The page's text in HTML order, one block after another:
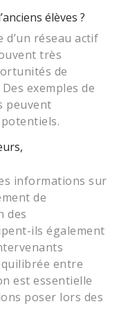
élèves ?
d’un réseau actif
très
de
exemples de
peuvent
informations sur
de
des
ils également
entre
est essentielle
poser lors des